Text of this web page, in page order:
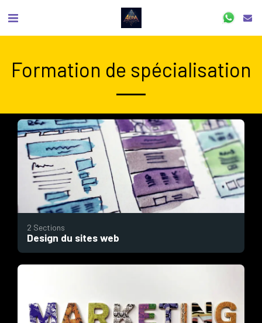
Formation de spécialisation
2 Sections
Design du sites web